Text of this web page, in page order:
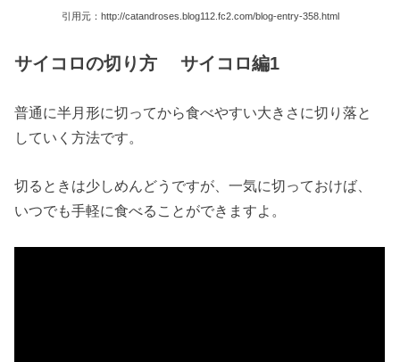
引用元：http://catandroses.blog112.fc2.com/blog-entry-358.html
サイコロの切り方 サイコロ編1
普通に半月形に切ってから食べやすい大きさに切り落と
していく方法です。
切るときは少しめんどうですが、一気に切っておけば、
いつでも手軽に食べることができますよ。